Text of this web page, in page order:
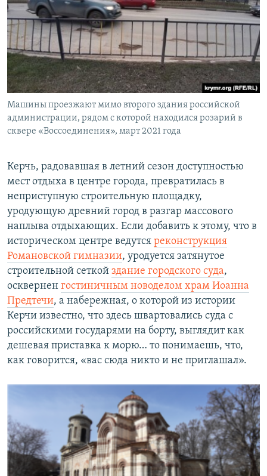
Машины проезжают мимо второго здания российской
администрации, рядом с которой находился розарий в
сквере «Воссоединения», март 2021 года
Керчь, радовавшая в летний сезон доступностью
мест отдыха в центре города, превратилась в
неприступную строительную площадку,
уродующую древний город в разгар массового
наплыва отдыхающих. Если добавить к этому, что в
историческом центре ведутся реконструкция
Романовской гимназии, уродуется затянутое
строительной сеткой здание городского суда,
осквернен гостиничным новоделом храм Иоанна
Предтечи, а набережная, о которой из истории
Керчи известно, что здесь швартовались суда с
российскими государями на борту, выглядит как
дешевая приставка к морю… то понимаешь, что,
как говорится, «вас сюда никто и не приглашал».